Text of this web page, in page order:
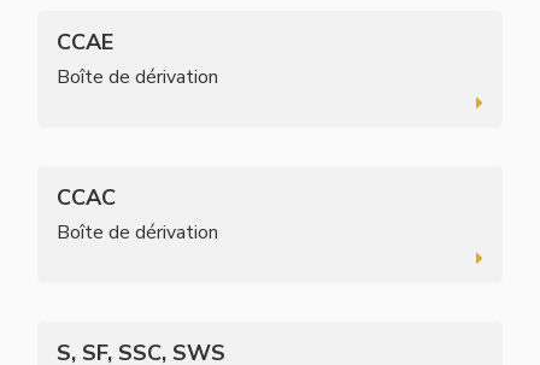
CCAE
Boîte de dérivation
CCAC
Boîte de dérivation
S, SF, SSC, SWS